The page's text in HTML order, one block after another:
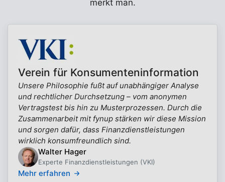
merkt man.
Verein für Konsumenteninformation
Unsere Philosophie fußt auf unabhängiger Analyse
und rechtlicher Durchsetzung – vom anonymen
Vertragstest bis hin zu Musterprozessen. Durch die
Zusammenarbeit mit fynup stärken wir diese Mission
und sorgen dafür, dass Finanzdienstleistungen
wirklich konsumfreundlich sind.
Walter Hager
Experte Finanzdienstleistungen (VKI)
Mehr erfahren